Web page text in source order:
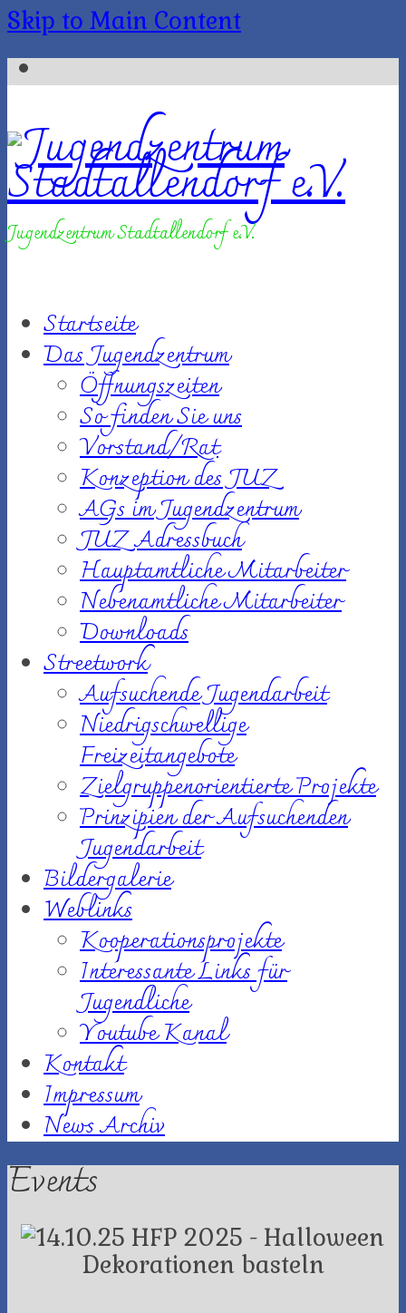
Skip to Main Content
Jugendzentrum Stadtallendorf e.V.
Startseite
Das Jugendzentrum
Öffnungszeiten
So finden Sie uns
Vorstand/Rat
Konzeption des JUZ
AGs im Jugendzentrum
JUZ Adressbuch
Hauptamtliche Mitarbeiter
Nebenamtliche Mitarbeiter
Downloads
Streetwork
Aufsuchende Jugendarbeit
Niedrigschwellige
Freizeitangebote
Zielgruppenorientierte Projekte
Prinzipien der Aufsuchenden
Jugendarbeit
Bildergalerie
Weblinks
Kooperationsprojekte
Interessante Links für
Jugendliche
Youtube Kanal
Kontakt
Impressum
News Archiv
Events